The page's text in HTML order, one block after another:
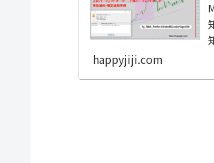
happyjiji.com